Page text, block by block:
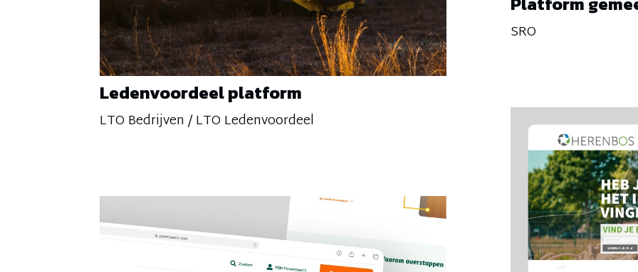
Ledenvoordeel platform
LTO Bedrijven / LTO Ledenvoordeel
SRO